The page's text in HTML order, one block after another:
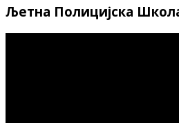
Љетна Полицијска